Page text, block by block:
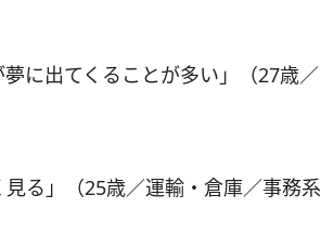
に出てくることが多い」（27歳／
る」（25歳／運輸・倉庫／事務系